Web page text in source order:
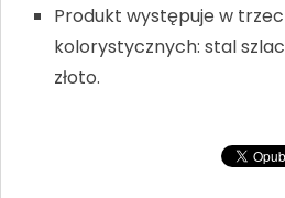
Produkt występuje w
kolorystycznych: stal
złoto.